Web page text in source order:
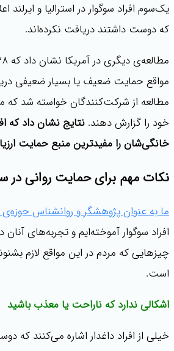
یک‌سوم افراد سوگوار در استرالیا و ایرلند
که دوست داشتند دریافت نکرده‌اند.
مواقع حمایت ضعیف یا بسیار ضعیفی
مطالعه از شرکت‌کنندگان خواسته شد که
خود را گزارش دهند. نتایج نشان داد که
خانگی‌شان را مفیدترین منبع حمایت
نکات مهم برای حمایت روانی
ما به عنوان پژوهشگر و روانشناس
افراد سوگوار آموخته‌ایم و تجربه‌های آنان
چیزهایی که مردم در این مواقع لازم
است.
اشکالی ندارد که ناراحت یا معذب باشید
خیلی از افراد داغدار اشاره می‌کنند که